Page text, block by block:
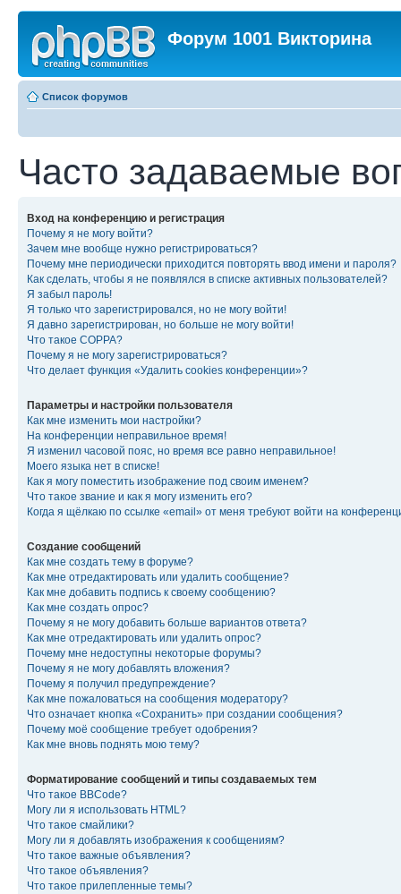
Форум 1001 Викторина
Список форумов
Часто задаваемые
Вход на конференцию и регистрация
Почему я не могу войти?
Зачем мне вообще нужно регистрироваться?
Почему мне периодически приходится повторять ввод имени и пароля?
Как сделать, чтобы я не появлялся в списке активных пользователей?
Я забыл пароль!
Я только что зарегистрировался, но не могу войти!
Я давно зарегистрирован, но больше не могу войти!
Что такое COPPA?
Почему я не могу зарегистрироваться?
Что делает функция «Удалить cookies конференции»?
Параметры и настройки пользователя
Как мне изменить мои настройки?
На конференции неправильное время!
Я изменил часовой пояс, но время все равно неправильное!
Моего языка нет в списке!
Как я могу поместить изображение под своим именем?
Что такое звание и как я могу изменить его?
Когда я щёлкаю по ссылке «email» от меня требуют войти на
Создание сообщений
Как мне создать тему в форуме?
Как мне отредактировать или удалить сообщение?
Как мне добавить подпись к своему сообщению?
Как мне создать опрос?
Почему я не могу добавить больше вариантов ответа?
Как мне отредактировать или удалить опрос?
Почему мне недоступны некоторые форумы?
Почему я не могу добавлять вложения?
Почему я получил предупреждение?
Как мне пожаловаться на сообщения модератору?
Что означает кнопка «Сохранить» при создании сообщения?
Почему моё сообщение требует одобрения?
Как мне вновь поднять мою тему?
Форматирование сообщений и типы создаваемых тем
Что такое BBCode?
Могу ли я использовать HTML?
Что такое смайлики?
Могу ли я добавлять изображения к сообщениям?
Что такое важные объявления?
Что такое объявления?
Что такое прилепленные темы?